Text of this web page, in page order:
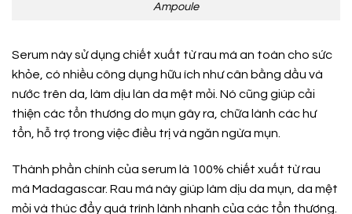
Ampoule
Serum này sử dụng chiết xuất từ rau má an toàn cho sức
khỏe, có nhiều công dụng hữu ích như cân bằng dầu và
nước trên da, làm dịu làn da mệt mỏi. Nó cũng giúp cải
thiện các tổn thương do mụn gây ra, chữa lành các hư
tổn, hỗ trợ trong việc điều trị và ngăn ngừa mụn.
Thành phần chính của serum là 100% chiết xuất từ rau
má Madagascar. Rau má này giúp làm dịu da mụn, da mệt
mỏi và thúc đẩy quá trình lành nhanh của các tổn thương.